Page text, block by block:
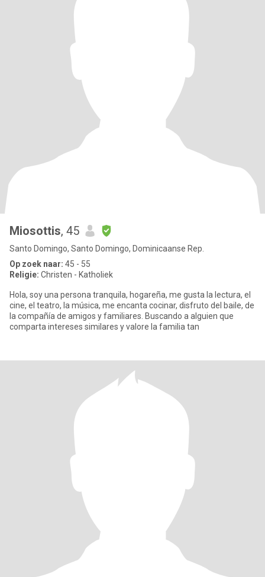
Miosottis, 45
Santo Domingo, Santo Domingo, Dominicaanse Rep.
Op zoek naar: 45 - 55
Religie: Christen - Katholiek
Hola, soy una persona tranquila, hogareña, me gusta la lectura, el
cine, el teatro, la música, me encanta cocinar, disfruto del baile, de
la compañía de amigos y familiares. Buscando a alguien que
comparta intereses similares y valore la familia tan